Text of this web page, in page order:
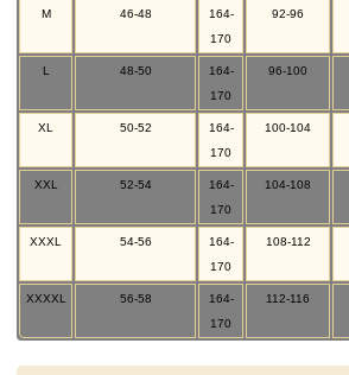
M 46-48
164-
170
92-96
L 48-50
164-
170
96-100
XL 50-52
164-
170
100-104
XXL 52-54
164-
170
104-108
XXXL 54-56
164-
170
108-112
XXXXL 56-58
164-
170
112-116